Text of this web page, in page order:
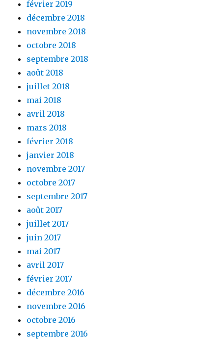
février 2019
décembre 2018
novembre 2018
octobre 2018
septembre 2018
août 2018
juillet 2018
mai 2018
avril 2018
mars 2018
février 2018
janvier 2018
novembre 2017
octobre 2017
septembre 2017
août 2017
juillet 2017
juin 2017
mai 2017
avril 2017
février 2017
décembre 2016
novembre 2016
octobre 2016
septembre 2016